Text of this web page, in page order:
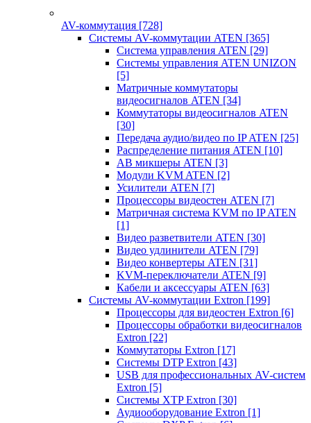
AV-коммутация [728]
Системы AV-коммутации ATEN [365]
Система управления ATEN [29]
Системы управления ATEN UNIZON
[5]
Матричные коммутаторы
видеосигналов ATEN [34]
Коммутаторы видеосигналов ATEN
[30]
Передача аудио/видео по IP ATEN [25]
Распределение питания ATEN [10]
АВ микшеры ATEN [3]
Модули KVM ATEN [2]
Усилители ATEN [7]
Процессоры видеостен ATEN [7]
Матричная система KVM по IP ATEN
[1]
Видео разветвители ATEN [30]
Видео удлинители ATEN [79]
Видео конвертеры ATEN [31]
KVM-переключатели ATEN [9]
Кабели и аксессуары ATEN [63]
Системы AV-коммутации Extron [199]
Процессоры для видеостен Extron [6]
Процессоры обработки видеосигналов
Extron [22]
Коммутаторы Extron [17]
Системы DTP Extron [43]
USB для профессиональных AV-систем
Extron [5]
Системы XTP Extron [30]
Аудиооборудование Extron [1]